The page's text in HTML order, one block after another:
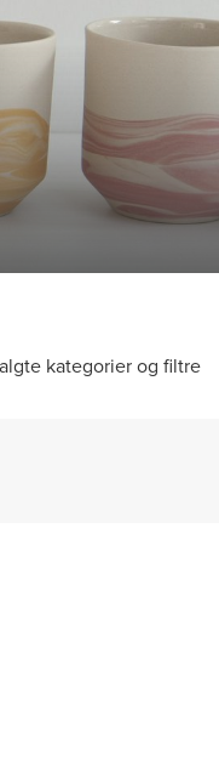
kategorier og filtre